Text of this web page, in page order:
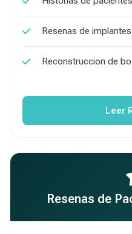
Resenas de
Reconstruccion de
Leer
Resenas de